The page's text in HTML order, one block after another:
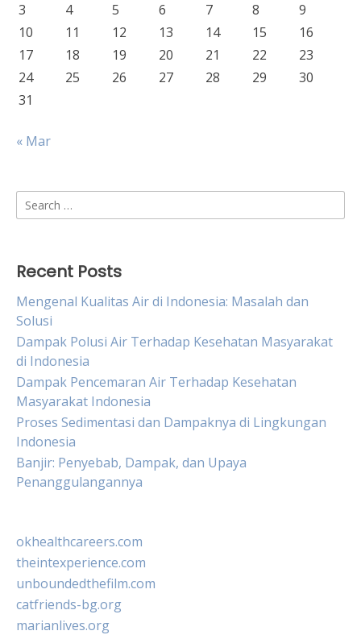
3 4 5 6 7 8
9
10
11 12 13 14 15
16
17
18 19 20 21 22
23
24
25 26 27 28 29
30
31
« Mar
Search
for:
Recent Posts
Mengenal Kualitas Air di Indonesia: Masalah dan
Solusi
Dampak Polusi Air Terhadap Kesehatan Masyarakat
di Indonesia
Dampak Pencemaran Air Terhadap Kesehatan
Masyarakat Indonesia
Proses Sedimentasi dan Dampaknya di Lingkungan
Indonesia
Banjir: Penyebab, Dampak, dan Upaya
Penanggulangannya
okhealthcareers.com
theintexperience.com
unboundedthefilm.com
catfriends-bg.org
marianlives.org